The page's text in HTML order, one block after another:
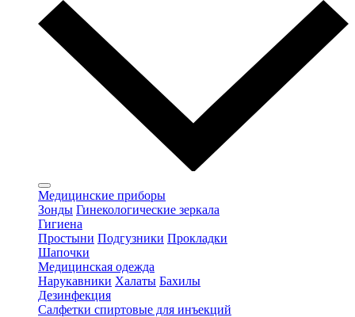
Медицинские приборы
Зонды Гинекологические зеркала
Гигиена
Простыни Подгузники Прокладки
Шапочки
Медицинская одежда
Нарукавники Халаты Бахилы
Дезинфекция
Салфетки спиртовые для инъекций